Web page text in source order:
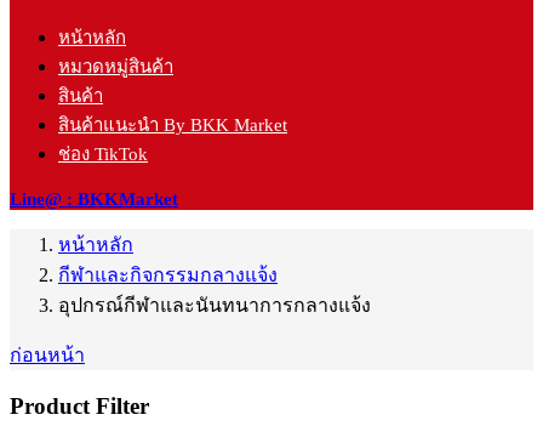
หน้าหลัก
หมวดหมู่สินค้า
สินค้า
สินค้าแนะนำ By BKK Market
ช่อง TikTok
Line@ : BKKMarket
หน้าหลัก
กีฬาและกิจกรรมกลางแจ้ง
อุปกรณ์กีฬาและนันทนาการกลางแจ้ง
ก่อนหน้า
Product Filter